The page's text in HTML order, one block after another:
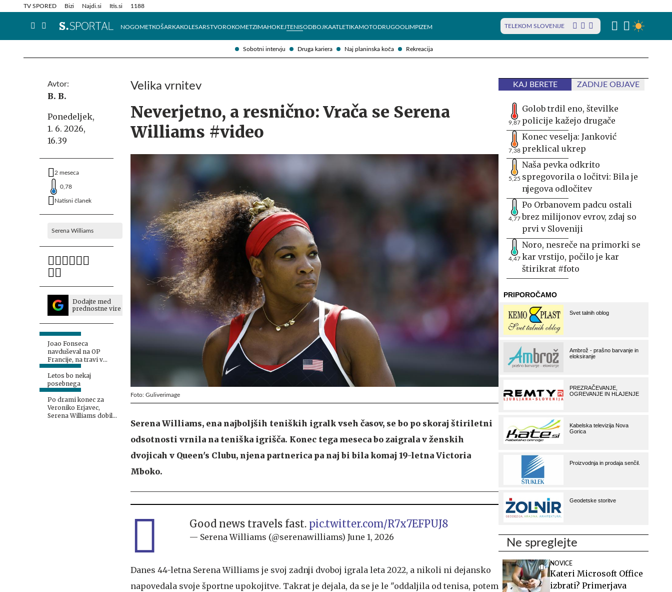
Sobotni intervju Druga kariera Naj planinska koča Rekreacija
TV SPORED Bizi Najdi.si Itis.si 1188
NOGOMETKOŠARKAKOLESARSTVOROKOMETZIMAHOKEJTENISODBOJKAATLETIKAMOTODRUGOOLIMPIZEM TELEKOM SLOVENIJE
Info in obvestila Tehnik
Avtor:
B. B.
Ponedeljek,
1. 6. 2026,
16.39
2 meseca
0,78
Natisni članek
Serena Williams
Dodajte med
prednostne vire
Joao Fonseca
navduševal na OP
Francije, na travi v
Halleju že izpadel
Letos bo nekaj
posebnega
Po drami konec za
Veroniko Erjavec,
Serena Williams dobila
Velika vrnitev
Neverjetno, a resnično: Vrača se Serena
Williams #video
Foto: Guliverimage
Serena Williams, ena najboljših teniških igralk vseh časov, se bo po skoraj štiriletni
odsotnosti vrnila na teniška igrišča. Konec tega meseca bo zaigrala v ženskih
dvojicah v Queen's Clubu, njena partnerica pa naj bi bila komaj 19-letna Victoria
Mboko.
Good news travels fast. pic.twitter.com/R7x7EFPUJ8
— Serena Williams (@serenawilliams) June 1, 2026
Danes 44-letna Serena Williams je svoj zadnji dvoboj igrala leta 2022, a nikoli ni dejansko
napovedala svoje športne upokojitve. Takrat je dejala, da se je le "oddaljila od tenisa, potem
KAJ BERETE ZADNJE OBJAVE
9,87
Golob trdil eno, številke
policije kažejo drugače
7,38
Konec veselja: Janković
preklical ukrep
5,25
Naša pevka odkrito
spregovorila o ločitvi: Bila je
njegova odločitev
4,77
Po Orbanovem padcu ostali
brez milijonov evrov, zdaj so
prvi v Sloveniji
4,47
Noro, nesreče na primorki se
kar vrstijo, počilo je kar
štirikrat #foto
Ne spreglejte
NOVICE
Kateri Microsoft Office
izbrati? Primerjava